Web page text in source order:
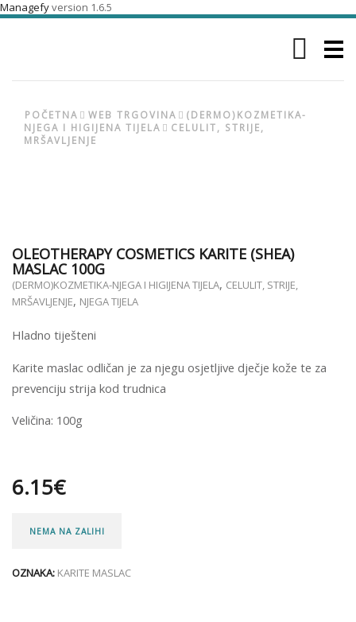
Managefyversion 1.6.5
Menu
POČETNA WEB TRGOVINA
(DERMO)KOZMETIKA-
NJEGA I HIGIJENA TIJELA
CELULIT, STRIJE,
MRŠAVLJENJE
OLEOTHERAPY COSMETICS KARITE (SHEA)
MASLAC 100G
(DERMO)KOZMETIKA-NJEGA I HIGIJENA TIJELA, CELULIT, STRIJE,
MRŠAVLJENJE, NJEGA TIJELA
Hladno tiješteni
Karite maslac odličan je za njegu osjetljive dječje kože te za
prevenciju strija kod trudnica
Veličina: 100g
6.15€
NEMA NA ZALIHI
OZNAKA: KARITE MASLAC